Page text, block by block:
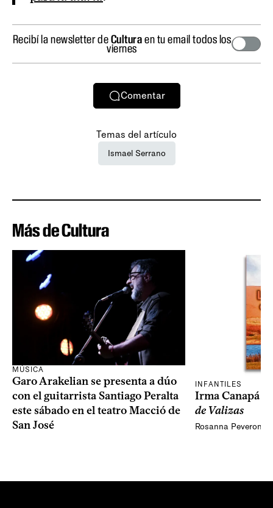
Recibí la newsletter deCulturaen tu email todos los
viernes
Comentar
Temas del artículo
Ismael Serrano
Más de Cultura
MÚSICA
Garo Arakelian se presenta a dúo
con el guitarrista Santiago Peralta
este sábado en el teatro Macció de
San José
INFANTILES
Irma Canapá
de Valizas
Rosanna Peveroni